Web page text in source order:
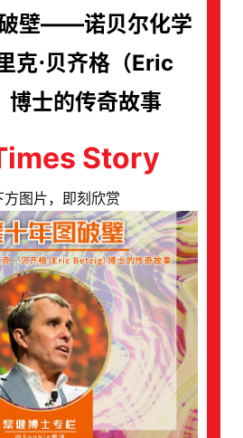
壁——诺贝尔化学
克⋅贝齐格（Eric
士的传奇故事
Story
方图片，即刻欣赏